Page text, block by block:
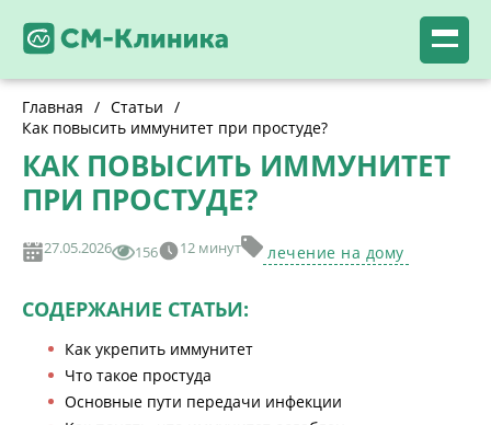
Главная / Статьи /
Как повысить иммунитет при простуде?
КАК ПОВЫСИТЬ ИММУНИТЕТ
ПРИ ПРОСТУДЕ?
27.05.2026 156 12 минут лечение на дому
СОДЕРЖАНИЕ СТАТЬИ:
Как укрепить иммунитет
Что такое простуда
Основные пути передачи инфекции